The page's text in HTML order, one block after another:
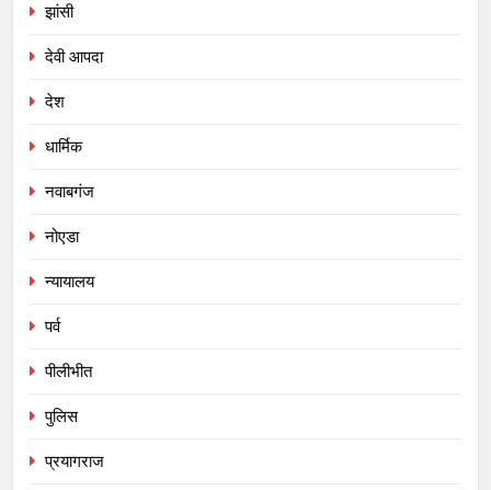
झांसी
देवी आपदा
देश
धार्मिक
नवाबगंज
नोएडा
न्यायालय
पर्व
पीलीभीत
पुलिस
प्रयागराज